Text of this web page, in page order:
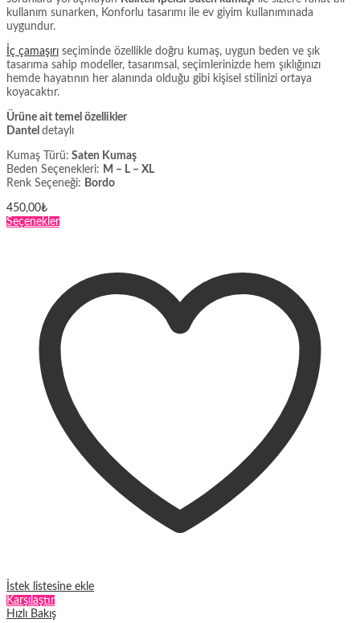
kullanım sunarken, Konforlu tasarımı ile ev giyim kullanımınada
uygundur.
İç çamaşırı seçiminde özellikle doğru kumaş, uygun beden ve şık
tasarıma sahip modeller, tasarımsal, seçimlerinizde hem şıklığınızı
hemde hayatının her alanında olduğu gibi kişisel stilinizi ortaya
koyacaktır.
Ürüne ait temel özellikler
Dantel detaylı
Kumaş Türü: Saten Kumaş
Beden Seçenekleri: M – L – XL
Renk Seçeneği: Bordo
450,00₺
SeçeneklerBu
varyasyonu
var.
Seçenekler
ürün
sayfasından
seçilebilir
İstek listesine ekle
Karşılaştır
Hızlı Bakış